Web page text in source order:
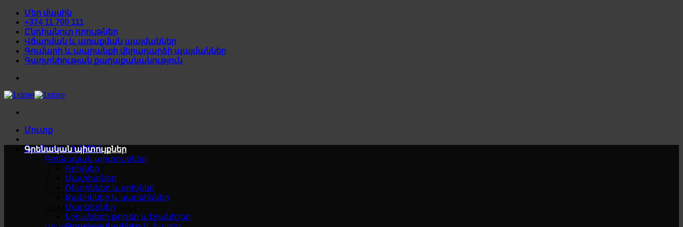
Skip
content
Մեր մասին
+374 11 700 111
Ընդհանուր դրույթներ
Վճարման և առաքման պայմաններ
Գումարի և ապրանքի վերադարձի պայմաններ
Գաղտնիության քաղաքականություն
Մուտք
Զամբյուղ /0AMD 0
Զամբյուղը դատարկ է
Գրենական պիտույքներ
Գրենական պիտույքներ
Գրիչներ
Մատիտներ
Ռետիններ և սրիչներ
Քանոններ և կարկիններ
Մարկերներ
Նշումների թղթեր և էջանիշեր